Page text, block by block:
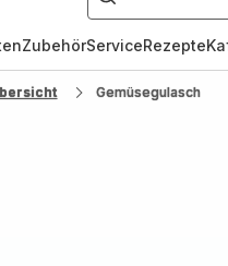
ZubehörServiceRezepte
Gemüsegulasch